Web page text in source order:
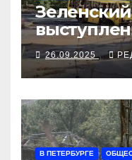
закрыли
рубеж
26.09.2025
В ПЕТЕРБУРГЕ